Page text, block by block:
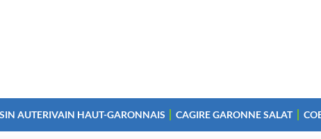
AUTERIVAIN HAUT-GARONNAIS CAGIRE GARONNE SALAT